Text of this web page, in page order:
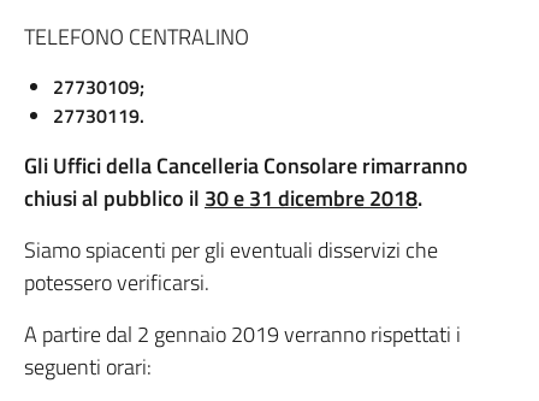
TELEFONO CENTRALINO
27730109;
27730119.
Gli Uffici della Cancelleria Consolare rimarranno
chiusi al pubblico il 30 e 31 dicembre 2018.
Siamo spiacenti per gli eventuali disservizi che
potessero verificarsi.
A partire dal 2 gennaio 2019 verranno rispettati i
seguenti orari: